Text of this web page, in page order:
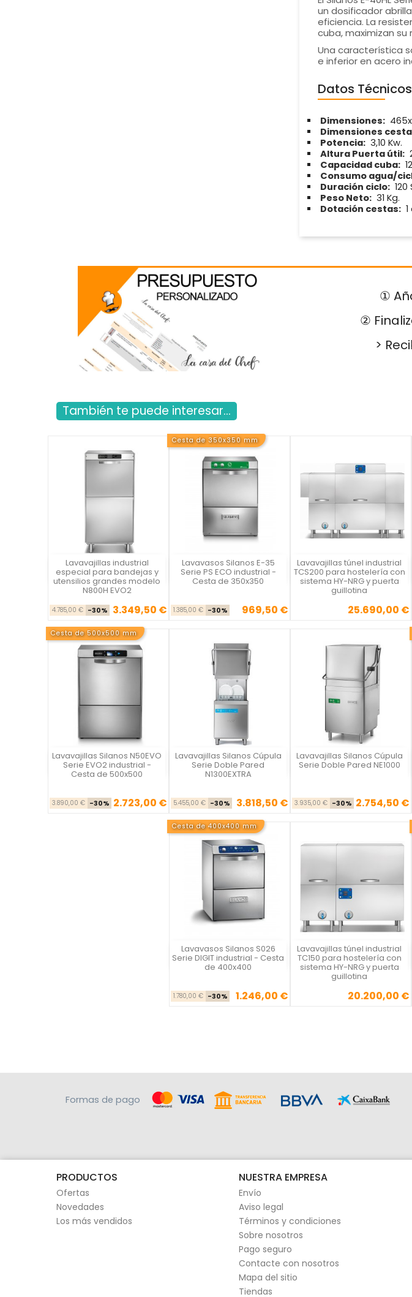
un dosificador
eficiencia. La
cuba, maximizan su
Una característica
e inferior en acero
Datos Técnicos
Dimensiones:
Dimensiones
Potencia: 3,10 Kw.
Altura Puerta útil:
Capacidad cuba:
Consumo agua/
Duración ciclo:
Peso Neto: 31 Kg.
Dotación cestas:
①
②
>
También te puede interesar...
Lavavajillas industrial
especial para bandejas y
utensilios grandes modelo
N800H EVO2
Precio base
4.785,00 € -30% Precio
3.349,50 €

Vista rápida
Cesta de 350x350 mm
Lavavasos Silanos E-35
Serie PS ECO industrial -
Cesta de 350x350
Precio base
1.385,00 € -30% Precio
969,50 €

Vista rápida Lavavajillas túnel industrial
TCS200 para hostelería con
sistema HY-NRG y puerta
guillotina
Precio
25.690,00 €

Vista rápida
Cesta de 500x500 mm
Lavavajillas Silanos N50EVO
Serie EVO2 industrial -
Cesta de 500x500
Precio base
3.890,00 € -30% Precio
2.723,00 €

Vista rápida Lavavajillas Silanos Cúpula
Serie Doble Pared
N1300EXTRA
Precio base
5.455,00 € -30% Precio
3.818,50 €

Vista rápida Lavavajillas Silanos Cúpula
Serie Doble Pared NE1000
Precio base
3.935,00 € -30% Precio
2.754,50 €

Vista rápida
Cesta de 400x400 mm
Lavavasos Silanos S026
Serie DIGIT industrial - Cesta
de 400x400
Precio base
1.780,00 € -30% Precio
1.246,00 €

Vista rápida Lavavajillas túnel industrial
TC150 para hostelería con
sistema HY-NRG y puerta
guillotina
Precio
20.200,00 €

Vista rápida
Formas de pago
PRODUCTOS
Ofertas
Novedades
Los más vendidos
NUESTRA EMPRESA
Envío
Aviso legal
Términos y condiciones
Sobre nosotros
Pago seguro
Contacte con nosotros
Mapa del sitio
Tiendas